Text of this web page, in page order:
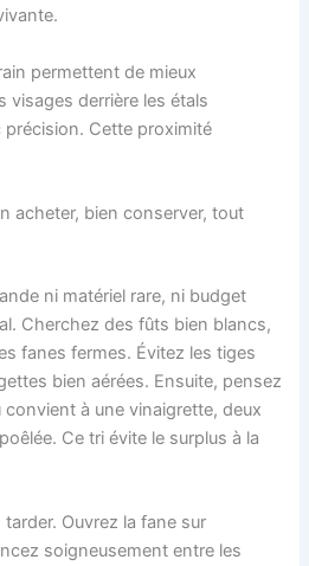
permettent de mieux
visages derrière les étals
Cette proximité
acheter, bien conserver, tout
ni matériel rare, ni budget
Cherchez des fûts bien blancs,
fanes fermes. Évitez les tiges
bien aérées. Ensuite, pensez
à une vinaigrette, deux
Ce tri évite le surplus à la
Ouvrez la fane sur
soigneusement entre les